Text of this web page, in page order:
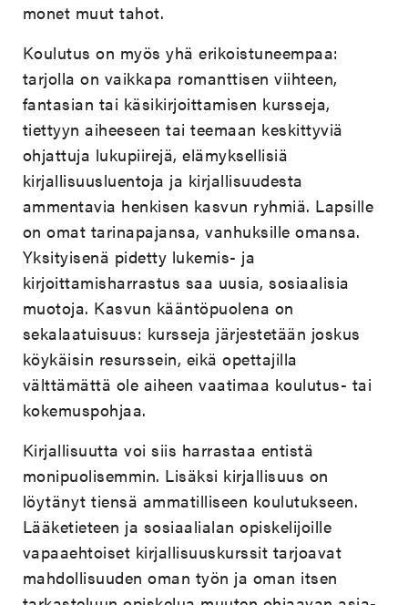
monet muut tahot.
Koulutus on myös yhä erikoistuneempaa:
tarjolla on vaikkapa romanttisen viihteen,
fantasian tai käsikirjoittamisen kursseja,
tiettyyn aiheeseen tai teemaan keskittyviä
ohjattuja lukupiirejä, elämyksellisiä
kirjallisuusluentoja ja kirjallisuudesta
ammentavia henkisen kasvun ryhmiä. Lapsille
on omat tarinapajansa, vanhuksille omansa.
Yksityisenä pidetty lukemis- ja
kirjoittamisharrastus saa uusia, sosiaalisia
muotoja. Kasvun kääntöpuolena on
sekalaatuisuus: kursseja järjestetään joskus
köykäisin resurssein, eikä opettajilla
välttämättä ole aiheen vaatimaa koulutus- tai
kokemuspohjaa.
Kirjallisuutta voi siis harrastaa entistä
monipuolisemmin. Lisäksi kirjallisuus on
löytänyt tiensä ammatilliseen koulutukseen.
Lääketieteen ja sosiaalialan opiskelijoille
vapaaehtoiset kirjallisuuskurssit tarjoavat
mahdollisuuden oman työn ja oman itsen